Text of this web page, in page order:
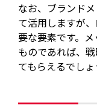
なお、ブランド
て活用しますが
要な要素です。
ものであれば、
てもらえるでしょ